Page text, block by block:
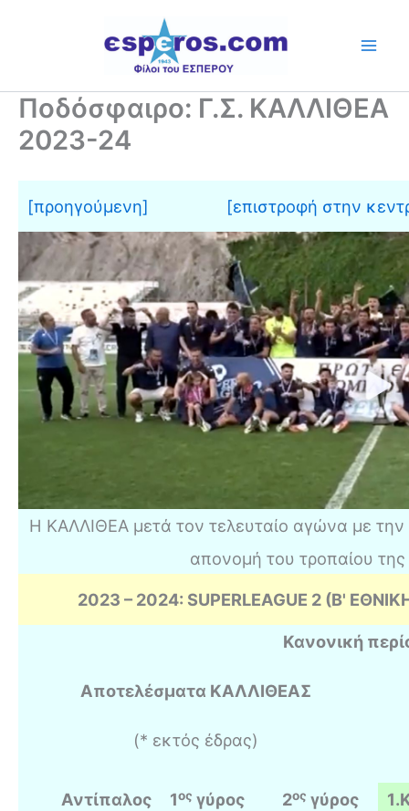
Ποδόσφαιρο: Γ.Σ. ΚΑΛΛΙΘΕΑ
2023-24
[προηγούμενη] [επιστροφή στην
Η ΚΑΛΛΙΘΕΑ μετά τον τελευταίο αγώνα με
απονομή του τροπαίου
2023 – 2024: SUPERLEAGUE 2 (Β'
Κανονική
Αποτελέσματα ΚΑΛΛΙΘΕΑΣ
(* εκτός έδρας)
Αντίπαλος 1ος γύρος 2ος γύρος 1.